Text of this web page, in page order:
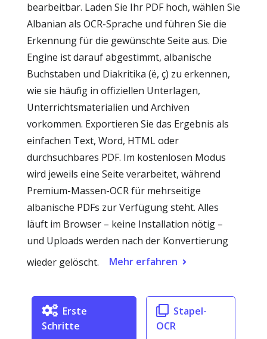
bearbeitbar. Laden Sie Ihr PDF hoch, wählen Sie
Albanian als OCR-Sprache und führen Sie die
Erkennung für die gewünschte Seite aus. Die
Engine ist darauf abgestimmt, albanische
Buchstaben und Diakritika (ë, ç) zu erkennen,
wie sie häufig in offiziellen Unterlagen,
Unterrichtsmaterialien und Archiven
vorkommen. Exportieren Sie das Ergebnis als
einfachen Text, Word, HTML oder
durchsuchbares PDF. Im kostenlosen Modus
wird jeweils eine Seite verarbeitet, während
Premium-Massen-OCR für mehrseitige
albanische PDFs zur Verfügung steht. Alles
läuft im Browser – keine Installation nötig –
und Uploads werden nach der Konvertierung
wieder gelöscht.
Mehr erfahren
Erste
Schritte
Stapel-
OCR